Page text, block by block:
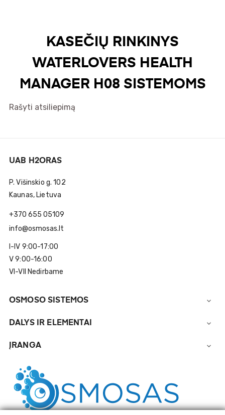
KASEČIŲ RINKINYS
WATERLOVERS HEALTH
MANAGER H08 SISTEMOMS
Rašyti atsiliepimą
UAB H2ORAS
P. Višinskio g. 102
Kaunas, Lietuva
+370 655 05109
info@osmosas.lt
I-IV 9:00-17:00
V 9:00-16:00
VI-VII Nedirbame
OSMOSO SISTEMOS 
DALYS IR ELEMENTAI 
ĮRANGA 